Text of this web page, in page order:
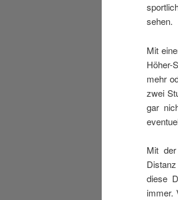
sehen.
Mit
Höher-
mehr
zwei
gar
Mit
diese
immer.